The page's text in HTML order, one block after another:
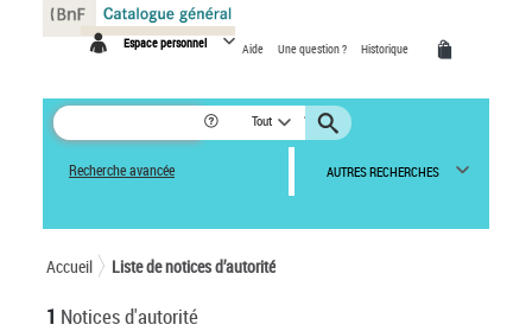
Espace personnel Aide Une question ? Historique
Tout
Recherche avancée AUTRES RECHERCHES
Accueil Liste de notices d’autorité
1 Notices d'autorité
Panneau de gestion des cookies